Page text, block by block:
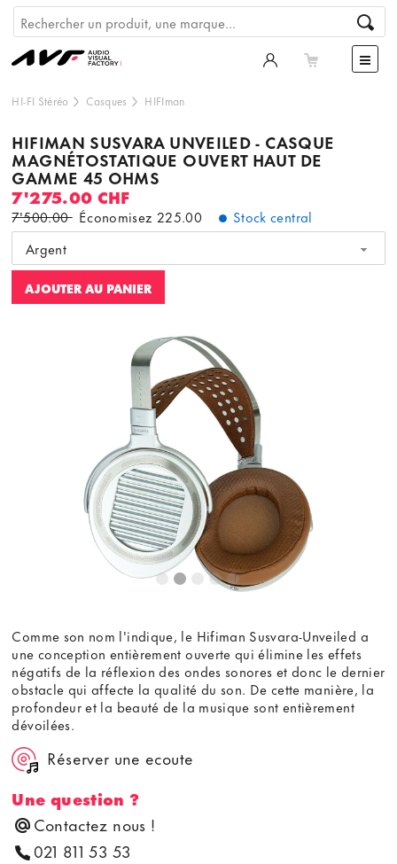
HI-FI Stéréo Casques HIFIman
HIFIMAN SUSVARA UNVEILED - CASQUE
MAGNÉTOSTATIQUE OUVERT HAUT DE
GAMME 45 OHMS
7'275.00 CHF
7'500.00 Économisez 225.00
Stock central
Argent
AJOUTER AU PANIER
Ce contenu est hébergé par un tiers. En affichant le
contenu externe, vous acceptez lestermes et conditions
youtube.com.
Voir la vidéo Ne plus demander
Comme son nom l'indique, le Hifiman Susvara-Unveiled a
une conception entièrement ouverte qui élimine les effets
négatifs de la réflexion des ondes sonores et donc le dernier
obstacle qui affecte la qualité du son. De cette manière, la
profondeur et la beauté de la musique sont entièrement
dévoilées.
Réserver une ecoute
Une question ?
Contactez nous !
021 811 53 53